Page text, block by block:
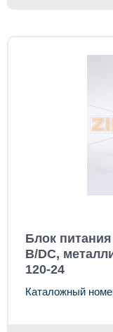
Блок
В/DC,
120-24
Каталожный